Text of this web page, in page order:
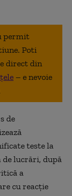
permit
Poti
direct din
– e nevoie
de
teste la
de lucrări, după
a
cu reacție